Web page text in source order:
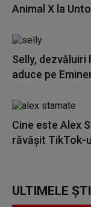
Animal X la
Selly, dezvăluiri
aduce pe
Cine este Alex
răvășit TikTok-
ULTIMELE